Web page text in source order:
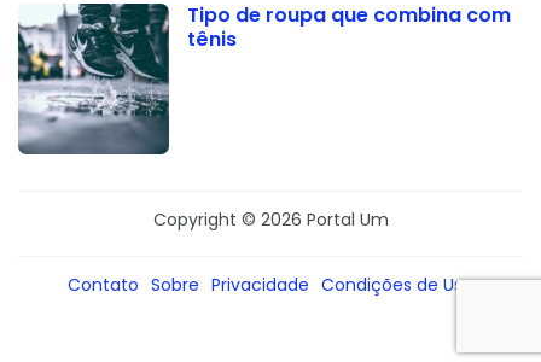
Tipo de roupa que combina com
tênis
Copyright © 2026 Portal Um
Contato Sobre Privacidade Condições de Uso